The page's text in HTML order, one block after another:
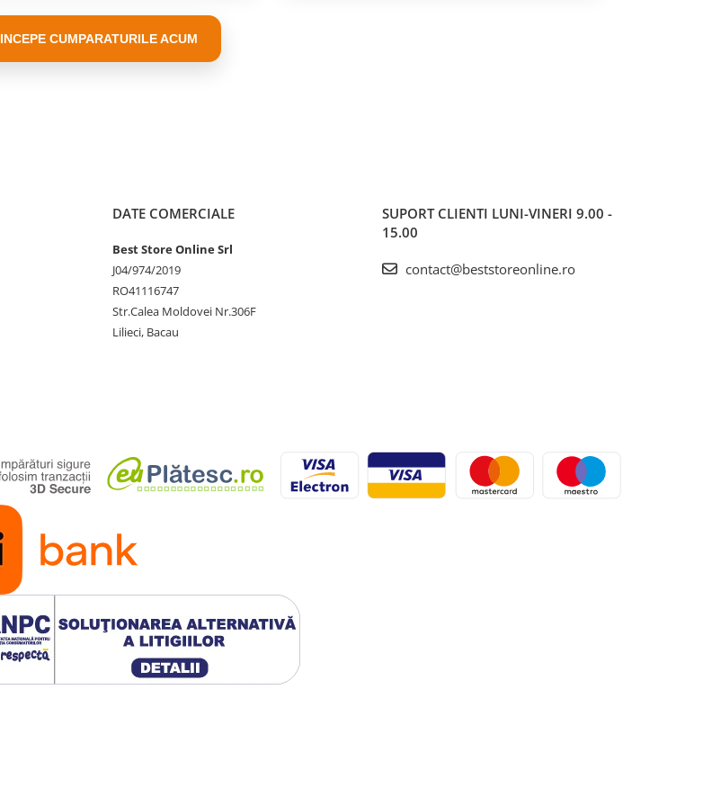
INCEPE CUMPARATURILE ACUM
DATE COMERCIALE
Best Store Online Srl
J04/974/2019
RO41116747
Str.Calea Moldovei Nr.306F
Lilieci, Bacau
SUPORT CLIENTI LUNI-VINERI 9.00 -
15.00
contact@beststoreonline.ro